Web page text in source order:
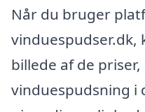
Når du bruger
vinduespudser.dk,
billede af de
vinduespudsning i